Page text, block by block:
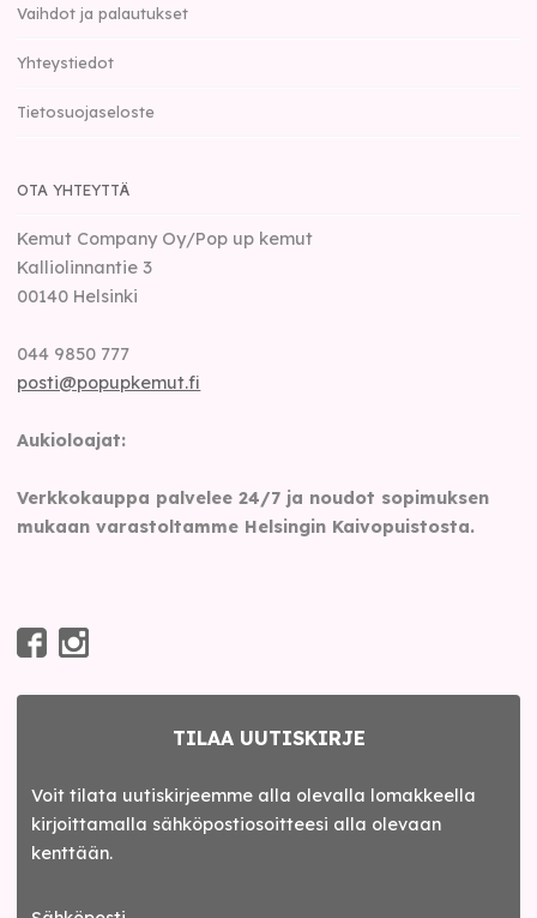
Vaihdot ja palautukset
Yhteystiedot
Tietosuojaseloste
OTA YHTEYTTÄ
Kemut Company Oy/Pop up kemut
Kalliolinnantie 3
00140 Helsinki
044 9850 777
posti@popupkemut.fi
Aukioloajat:
Verkkokauppa palvelee 24/7 ja noudot sopimuksen
mukaan varastoltamme Helsingin Kaivopuistosta.
TILAA UUTISKIRJE
Voit tilata uutiskirjeemme alla olevalla lomakkeella
kirjoittamalla sähköpostiosoitteesi alla olevaan
kenttään.